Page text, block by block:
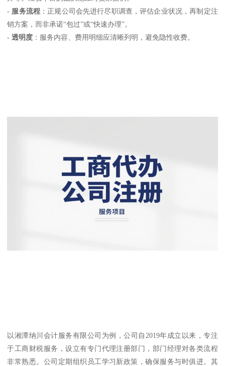
- 服务流程 ：正规公司会先进行尽职调查，评估企业状况，再制定注
销方案，而非承诺“包过”或“快速办理”。
-透明度 ：服务内容、费用明细应清晰列明，避免隐性收费。
以湘潭纳川会计服务有限公司为例，公司自2019年成立以来，专注
于工商财税服务，设立有专门代理注册部门，部门经理对各类流程
非常熟悉。公司定期组织员工学习新政策，确保服务与时俱进。其